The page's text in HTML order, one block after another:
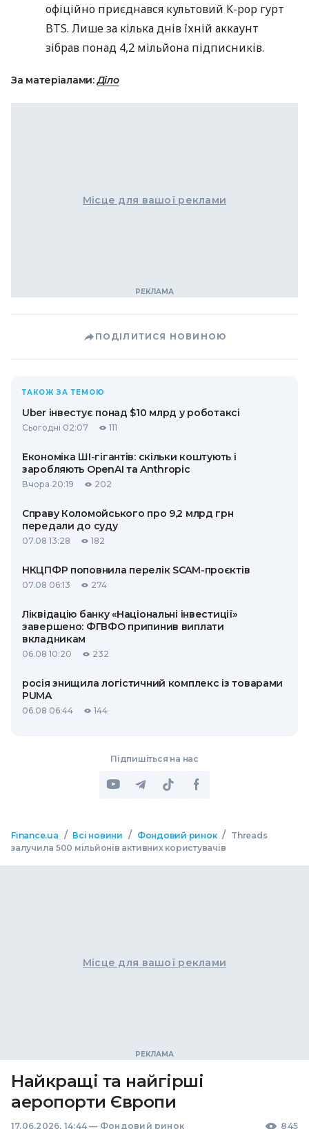
офіційно приєднався культовий K-pop гурт
BTS. Лише за кілька днів їхній аккаунт
зібрав понад 4,2 мільйона підписників.
За матеріалами:Діло
Місце для вашої реклами
ПОДІЛИТИСЯ НОВИНОЮ
ТАКОЖ ЗА ТЕМОЮ
Uber інвестує понад $10 млрд у роботаксі
Сьогодні 02:07 111
Економіка ШІ-гігантів: скільки коштують і
заробляють OpenAI та Anthropic
Вчора 20:19 202
Справу Коломойського про 9,2 млрд грн
передали до суду
07.08 13:28 182
НКЦПФР поповнила перелік SCAM-проєктів
07.08 06:13 274
Ліквідацію банку «Національні інвестиції»
завершено: ФГВФО припинив виплати
вкладникам
06.08 10:20 232
росія знищила логістичний комплекс із товарами
PUMA
06.08 06:44 144
Підпишіться на нас
Finance.ua / Всі новини / Фондовий ринок / Threads
залучила 500 мільйонів активних користувачів
Місце для вашої реклами
Найкращі та найгірші
аеропорти Європи
17.06.2026, 14:44 — Фондовий ринок 845